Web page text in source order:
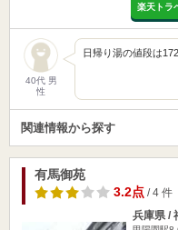
楽天トラ
40代 男
性
日帰り湯の値段は
関連情報から探す
有馬御苑
3.2点/ 4 件
兵庫県 /